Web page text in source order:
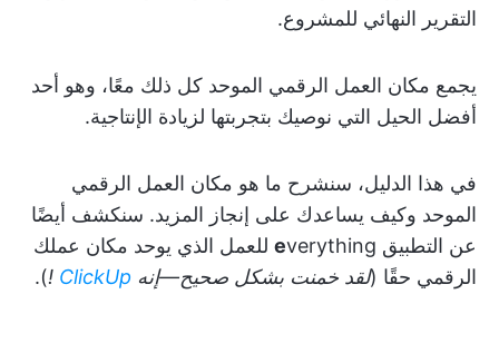
التقرير النهائي للمشروع.
يجمع مكان العمل الرقمي الموحد كل ذلك معًا، وهو أحد
أفضل الحيل التي نوصيك بتجربتها لزيادة الإنتاجية.
في هذا الدليل، سنشرح ما هو مكان العمل الرقمي
الموحد وكيف يساعدك على إنجاز المزيد. سنكشف أيضًا
عن التطبيق
e verything للعمل الذي يوحد مكان عملك
الرقمي حقًا (لقد خمنت بشكل صحيح—إنه ClickUp
!
).